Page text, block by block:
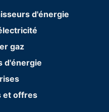
d'énergie
gaz
d'énergie
et offres